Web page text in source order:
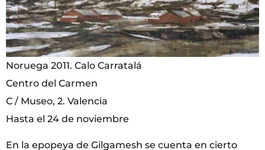
Noruega 2011. Calo Carratalá
Centro del Carmen
C / Museo, 2. Valencia
Hasta el 24 de noviembre
En la epopeya de Gilgamesh se cuenta en cierto